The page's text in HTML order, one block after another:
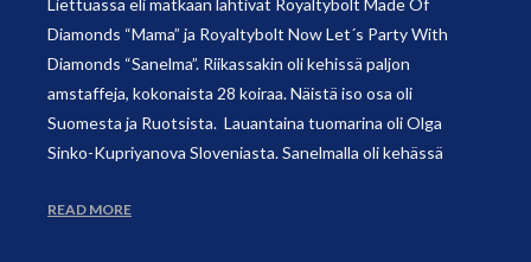
Liettuassa eli matkaan lähtivät Royaltybolt Made Of
Diamonds “Mama” ja Royaltybolt Now Let´s Party With
Diamonds “Sanelma”. Riikassakin oli kehissä paljon
amstaffeja, kokonaista 28 koiraa. Näistä iso osa oli
Suomesta ja Ruotsista. Lauantaina tuomarina oli Olga
Sinko-Kupriyanova Sloveniasta. Sanelmalla oli kehässä
READ MORE